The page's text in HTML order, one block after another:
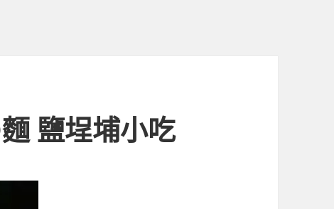
鹽埕埔小吃